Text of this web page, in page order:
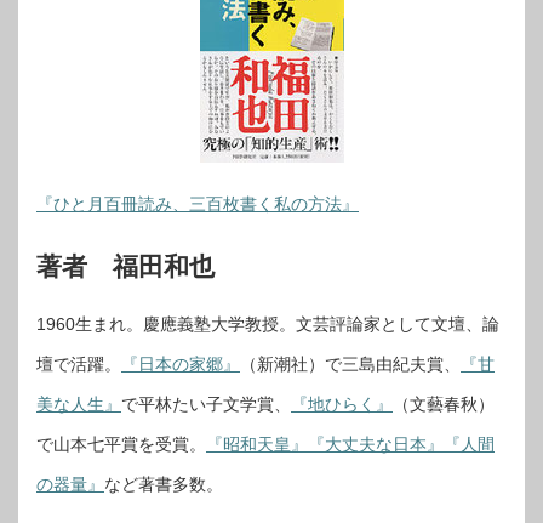
『ひと月百冊読み、三百枚書く私の方法』
著者 福田和也
1960生まれ。慶應義塾大学教授。文芸評論家として文壇、論
壇で活躍。 『日本の家郷』 （新潮社）で三島由紀夫賞、 『甘
美な人生』 で平林たい子文学賞、 『地ひらく』 （文藝春秋）
で山本七平賞を受賞。 『昭和天皇』 『大丈夫な日本』 『人間
の器量』 など著書多数。